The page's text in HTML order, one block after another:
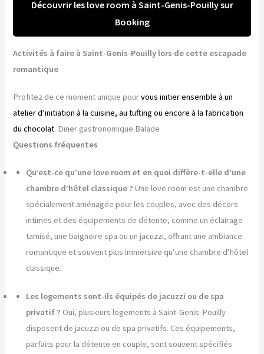
Découvrir les love room à Saint-Genis-Pouilly sur
Booking
Activités à faire à Saint-Genis-Pouilly lors de cette escapade
romantique
Profitez de ce moment unique pourvous initier ensemble à un
atelier d’initiation à la cuisine, au tufting ou encore à la fabrication
du chocolat. Diner gastronomique Balade
Questions fréquentes
Qu’est-ce qu’une love room et en quoi diffère-t-elle d’une
chambre d’hôtel classique ? Une love room est une chambre
spécialement aménagée pour les couples, avec des décors
intimes et des équipements de détente, comme un éclairage
tamisé, une baignoire spa ou un jacuzzi, offrant une ambiance
romantique et souvent plus immersive qu’une chambre d’hôtel
classique.
Les logements sont-ils équipés de jacuzzi ou de spa
privatif ? Oui, plusieurs logements à Saint-Genis-Pouilly
disposent de jacuzzi ou de spa privatifs. Ces équipements,
parfaits pour la détente en couple, sont souvent spécifiés